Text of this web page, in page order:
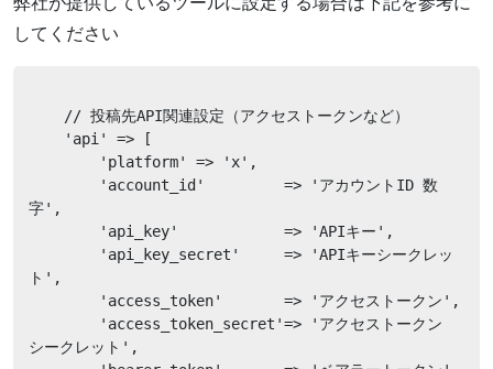
してください
字',
ト',
シークレット',